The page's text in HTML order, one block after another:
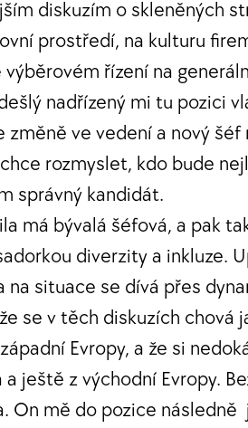
diskuzím o skleněných
prostředí, na kulturu
řízení na
nadřízený mi tu pozici
změně ve vedení a nový šéf
rozmyslet, kdo bude
správný kandidát.
má bývalá šéfová, a pak
diverzity a inkluze.
na situace se dívá přes
se v těch diskuzích chová
Evropy, a že si
ještě z východní Evropy.
On mě do pozice